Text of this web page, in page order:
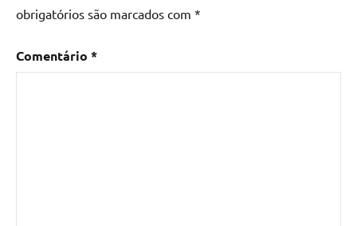
obrigatórios são marcados com *
Comentário *